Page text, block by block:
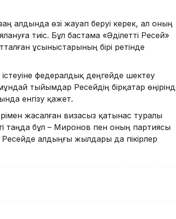
алдында өзі жауап беруі керек, ал оның
тиіс. Бұл бастама «Әділетті Ресей»
ұсыныстарының бірі ретінде
федералдық деңгейде шектеу
тыйымдар Ресейдің бірқатар
енгізу қажет.
жасалған визасыз қатынас туралы
таңда бұл – Миронов пен оның партиясы
Ресейде алдыңғы жылдары да пікірлер